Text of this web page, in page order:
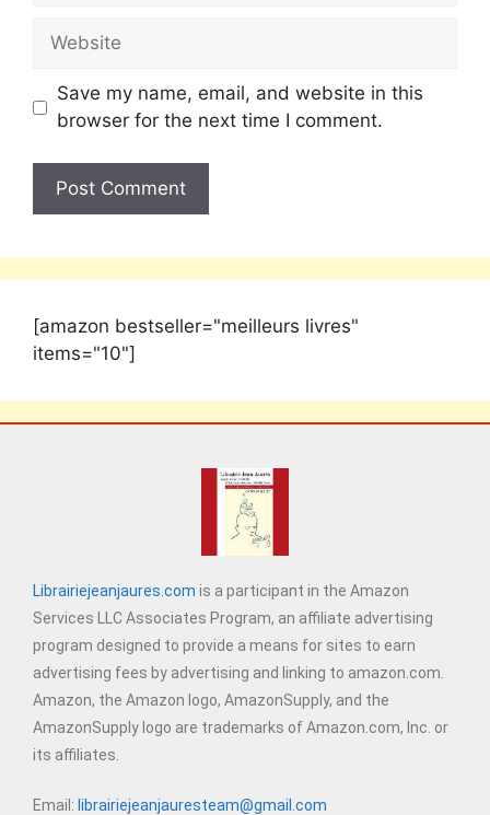
Save my name, email, and website in this
browser for the next time I comment.
[amazon bestseller="meilleurs livres"
items="10"]
Librairiejeanjaures.com is a participant in the Amazon
Services LLC Associates Program, an affiliate advertising
program designed to provide a means for sites to earn
advertising fees by advertising and linking to amazon.com.
Amazon, the Amazon logo, AmazonSupply, and the
AmazonSupply logo are trademarks of Amazon.com, Inc. or
its affiliates.
Email: librairiejeanjauresteam@gmail.com